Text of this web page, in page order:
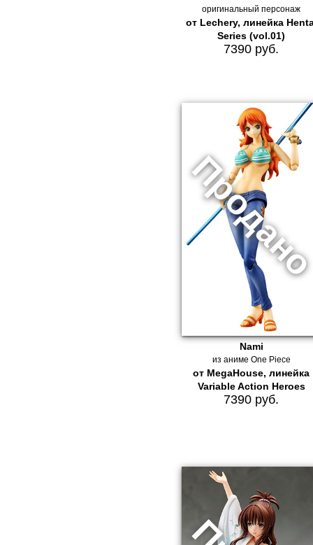
оригинальный персонаж
от Lechery, линейка
Series (vol.01)
7390 руб.
Nami
из аниме One Piece
от MegaHouse, линейка
Variable Action Heroes
7390 руб.